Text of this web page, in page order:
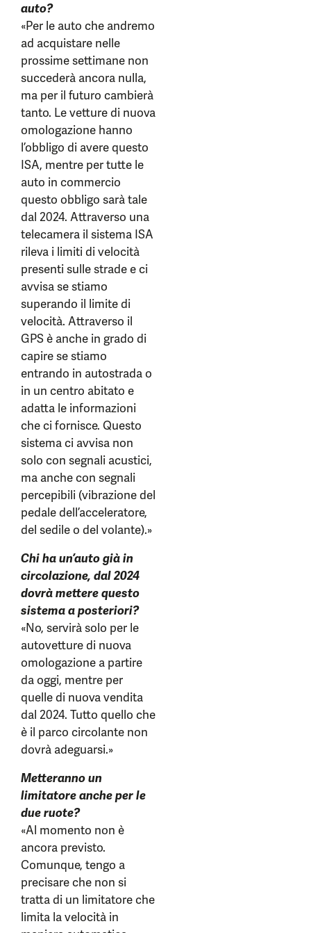
auto?
«Per le auto che andremo
ad acquistare nelle
prossime settimane non
succederà ancora nulla,
ma per il futuro cambierà
tanto. Le vetture di nuova
omologazione hanno
l’obbligo di avere questo
ISA, mentre per tutte le
auto in commercio
questo obbligo sarà tale
dal 2024. Attraverso una
telecamera il sistema ISA
rileva i limiti di velocità
presenti sulle strade e ci
avvisa se stiamo
superando il limite di
velocità. Attraverso il
GPS è anche in grado di
capire se stiamo
entrando in autostrada o
in un centro abitato e
adatta le informazioni
che ci fornisce. Questo
sistema ci avvisa non
solo con segnali acustici,
ma anche con segnali
percepibili (vibrazione del
pedale dell’acceleratore,
del sedile o del volante).»
Chi ha un’auto già in
circolazione, dal 2024
dovrà mettere questo
sistema a posteriori?
«No, servirà solo per le
autovetture di nuova
omologazione a partire
da oggi, mentre per
quelle di nuova vendita
dal 2024. Tutto quello che
è il parco circolante non
dovrà adeguarsi.»
Metteranno un
limitatore anche per le
due ruote?
«Al momento non è
ancora previsto.
Comunque, tengo a
precisare che non si
tratta di un limitatore che
limita la velocità in